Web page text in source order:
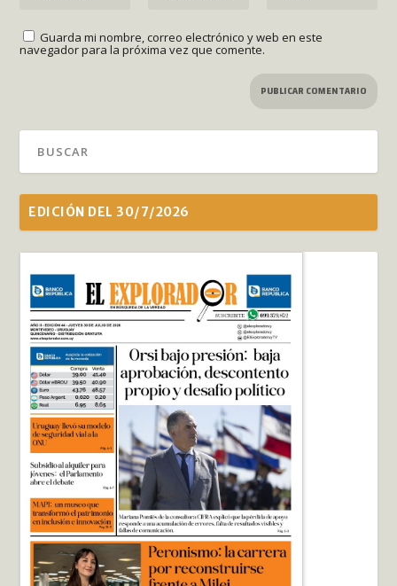
Guarda mi nombre, correo electrónico y web en este
navegador para la próxima vez que comente.
EDICIÓN DEL 30/7/2026